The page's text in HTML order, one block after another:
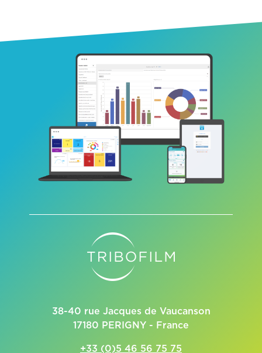
38-40 rue Jacques de Vaucanson
17180 PERIGNY - France
+33 (0)5 46 56 75 75